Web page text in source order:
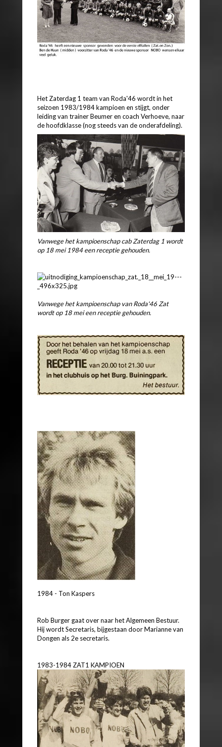
Het Zaterdag 1 team van Roda'46 wordt in het
seizoen 1983/1984 kampioen en stijgt, onder
leiding van trainer Beumer en coach Verhoeve, naar
de hoofdklasse (nog steeds van de onderafdeling).
Vanwege het kampioenschap cab Zaterdag 1 wordt
op 18 mei 1984 een receptie gehouden.
Vanwege het kampioenschap van Roda'46 Zat
wordt op 18 mei een receptie gehouden.
1984 - Ton Kaspers
Rob Burger gaat over naar het Algemeen Bestuur.
Hij wordt Secretaris, bijgestaan door Marianne van
Dongen als 2e secretaris.
1983-1984 ZAT1 KAMPIOEN